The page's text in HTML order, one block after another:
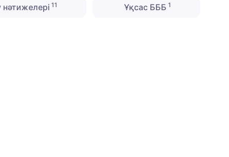
11 Ұқсас БББ 1